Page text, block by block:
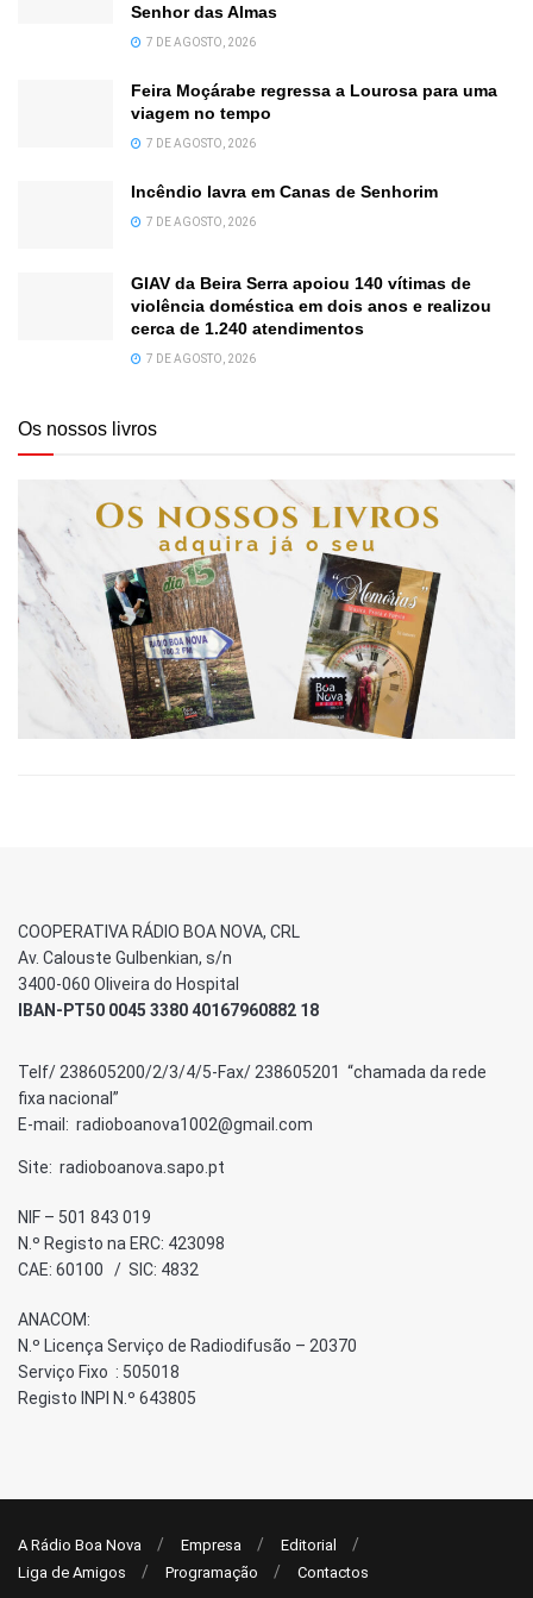
Senhor das Almas
7 DE AGOSTO, 2026
Feira Moçárabe regressa a Lourosa para uma
viagem no tempo
7 DE AGOSTO, 2026
Incêndio lavra em Canas de Senhorim
7 DE AGOSTO, 2026
GIAV da Beira Serra apoiou 140 vítimas de
violência doméstica em dois anos e realizou
cerca de 1.240 atendimentos
7 DE AGOSTO, 2026
Os nossos livros
COOPERATIVA RÁDIO BOA NOVA, CRL
Av. Calouste Gulbenkian, s/n
3400-060 Oliveira do Hospital
IBAN-PT50 0045 3380 40167960882 18
Telf/ 238605200/2/3/4/5-Fax/ 238605201 “chamada da rede
fixa nacional”
E-mail: radioboanova1002@gmail.com
Site: radioboanova.sapo.pt
NIF – 501 843 019
N.º Registo na ERC: 423098
CAE: 60100 / SIC: 4832
ANACOM:
N.º Licença Serviço de Radiodifusão – 20370
Serviço Fixo : 505018
Registo INPI N.º 643805
A Rádio Boa Nova Empresa
Editorial
Liga de Amigos
Programação Contactos